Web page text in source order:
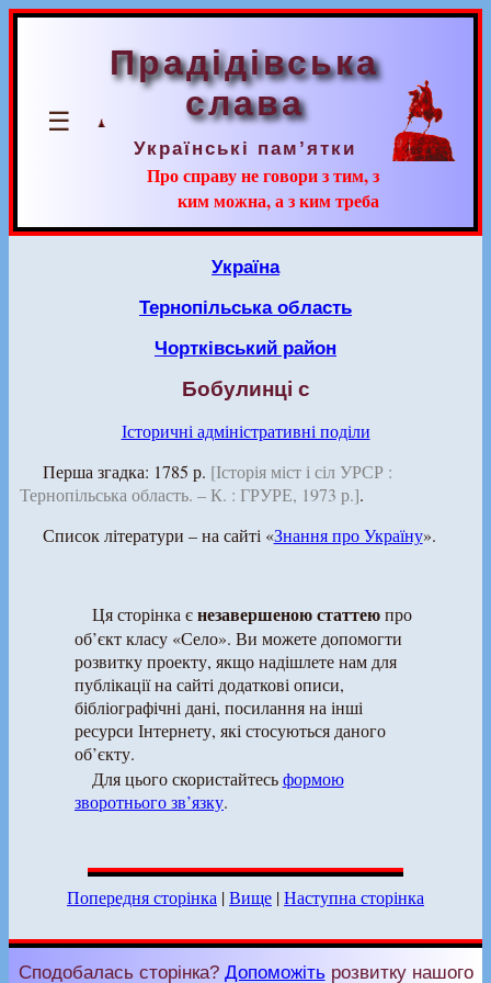
☰
Прадідівська
слава
Українські пам’ятки
Про справу не говори з тим, з
ким можна, а з ким треба
Україна
Тернопільська область
Чортківський район
Бобулинці с
Історичні адміністративні поділи
Перша згадка: 1785 р. [Історія міст і сіл УРСР :
Тернопільська область. – К. : ГРУРЕ, 1973 р.].
Список літератури – на сайті «Знання про Україну».
Ця сторінка єнезавершеною статтеюпро
об’єкт класу «Село». Ви можете допомогти
розвитку проекту, якщо надішлете нам для
публікації на сайті додаткові описи,
бібліографічні дані, посилання на інші
ресурси Інтернету, які стосуються даного
об’єкту.
Для цього скористайтесьформою
зворотнього зв’язку.
Попередня сторінка |Вище |Наступна сторінка
Сподобалась сторінка? Допоможіть розвитку нашого